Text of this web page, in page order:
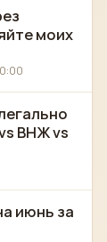
моих
ВНЖ vs
июнь за